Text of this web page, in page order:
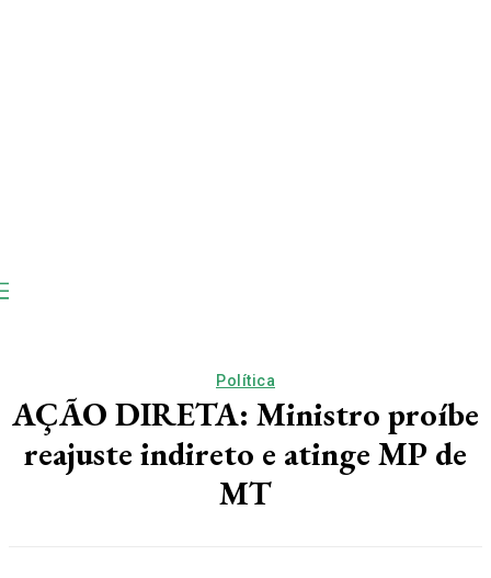
Política
AÇÃO DIRETA: Ministro proíbe
reajuste indireto e atinge MP de
MT